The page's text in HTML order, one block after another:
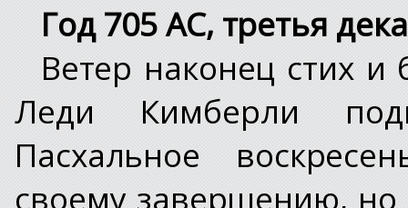
Год 705 AC, третья
Ветер наконец стих
Леди Кимберли
Пасхальное
своему завершению,